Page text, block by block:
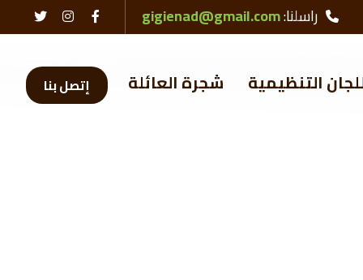
راسلنا:gigienad@gmail.com
إتصل بنا التنظيمية شجرة العائلة